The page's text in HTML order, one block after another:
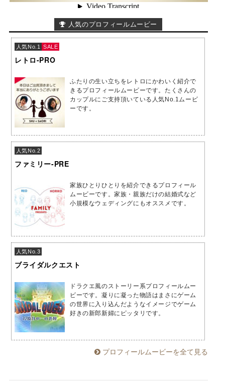
人気のプロフィールムービー
人気No.1 SALE
レトロ-PRO
ふたりの生い立ちをレトロにかわいく紹介で
きるプロフィールムービーです。たくさんの
カップルにご支持頂いている人気No.1ムービ
ーです。
人気No.2
ファミリー-PRE
家族ひとりひとりを紹介できるプロフィール
ムービーです。家族・親族だけの結婚式など
小規模なウェディングにもオススメです。
人気No.3
ブライダルクエスト
ドラクエ風のストーリー系プロフィールムー
ビーです。凝りに凝った物語はまさにゲーム
の世界に入り込んだようなイメージでゲーム
好きの新郎新婦にピッタリです。
プロフィールムービーを全て見る